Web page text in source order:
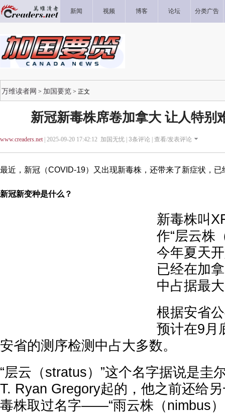
新闻 视频 博客 论坛 分类广告
万维读者网 > 加国要览 > 正文
新冠新毒株席卷加拿大 让人特
www.creaders.net| 2025-09-20 17:42:12 加国无忧 | 3条评论 | 查看/发表评论
最近，新冠（COVID-19）又出现新毒株，还带来了新症状，已
新冠新变种是什么？
新毒株叫
作“层云株
今年夏天
已经在加
中占据最
根据安省
预计在9月
安省的测序检测中占大多数。
“层云（stratus）”这个名字据说是圭
T. Ryan Gregory起的，他之前还给
毒株取过名字——“雨云株（nimbus）